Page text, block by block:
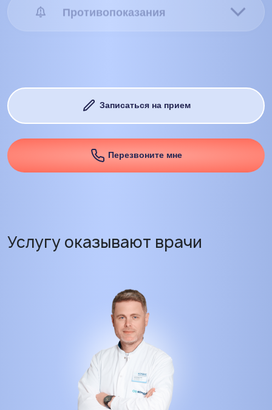
Записаться на прием
Перезвоните мне
Услугу оказывают врачи